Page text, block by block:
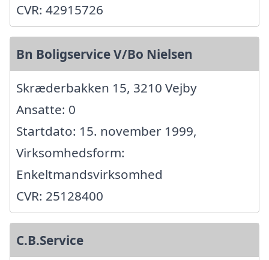
CVR: 42915726
Bn Boligservice V/Bo Nielsen
Skræderbakken 15, 3210 Vejby
Ansatte: 0
Startdato: 15. november 1999,
Virksomhedsform:
Enkeltmandsvirksomhed
CVR: 25128400
C.B.Service